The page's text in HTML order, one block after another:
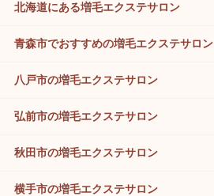
北海道にある増毛エクステサロン
青森市でおすすめの増毛エクステサロン
八戸市の増毛エクステサロン
弘前市の増毛エクステサロン
秋田市の増毛エクステサロン
横手市の増毛エクステサロン